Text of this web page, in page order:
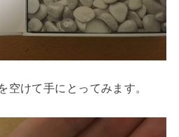
空けて手にとってみます。